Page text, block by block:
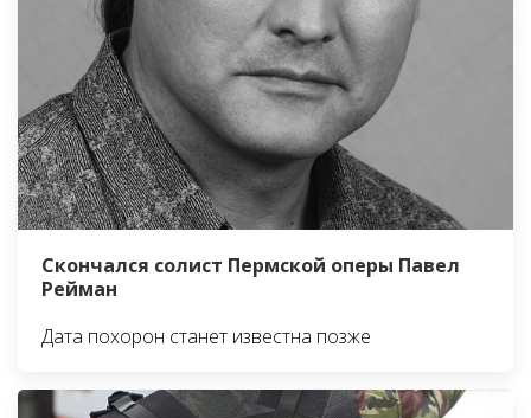
Скончался солист Пермской оперы Павел
Рейман
Дата похорон станет известна позже